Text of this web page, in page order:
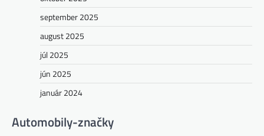
september 2025
august 2025
júl 2025
jún 2025
január 2024
Automobily-značky